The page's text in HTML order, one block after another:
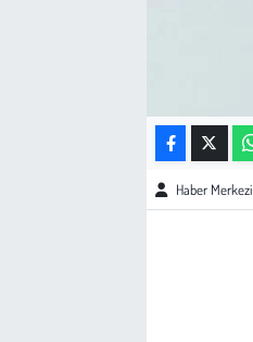
Haber Merkezi
Bilim - Teknoloji
İnsan Hakları